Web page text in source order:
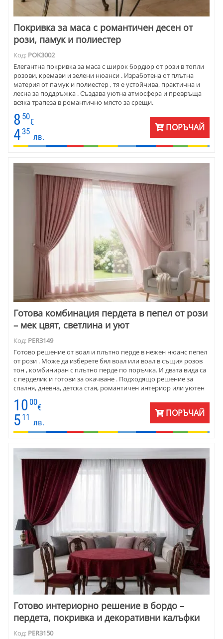
Покривка за маса с романтичен десен от
рози, памук и полиестер
Код: POK3002
Елегантна покривка за маса с широк бордюр от рози в топли
розови, кремави и зелени нюанси . Изработена от плътна
материя от памук и полиестер , тя е устойчива, практична и
лесна за поддръжка . Създава уютна атмосфера и превръща
всяка трапеза в романтично място за срещи.
8 50
€
4 35
лв.
ПОРЪЧАЙ
Готова комбинация пердета в пепел от рози
– мек цвят, светлина и уют
Код: PER3149
Готово решение от воал и плътно перде в нежен нюанс пепел
от рози . Може да изберете бял воал или воал в същия розов
тон , комбиниран с плътно перде по поръчка. И двата вида са
с перделик и готови за окачване . Подходящо решение за
спалня, дневна, детска стая, романтичен интериор или уютен
10 00
€
5 11
лв.
ПОРЪЧАЙ
Готово интериорно решение в бордо –
пердета, покривка и декоративни калъфки
Код: PER3150